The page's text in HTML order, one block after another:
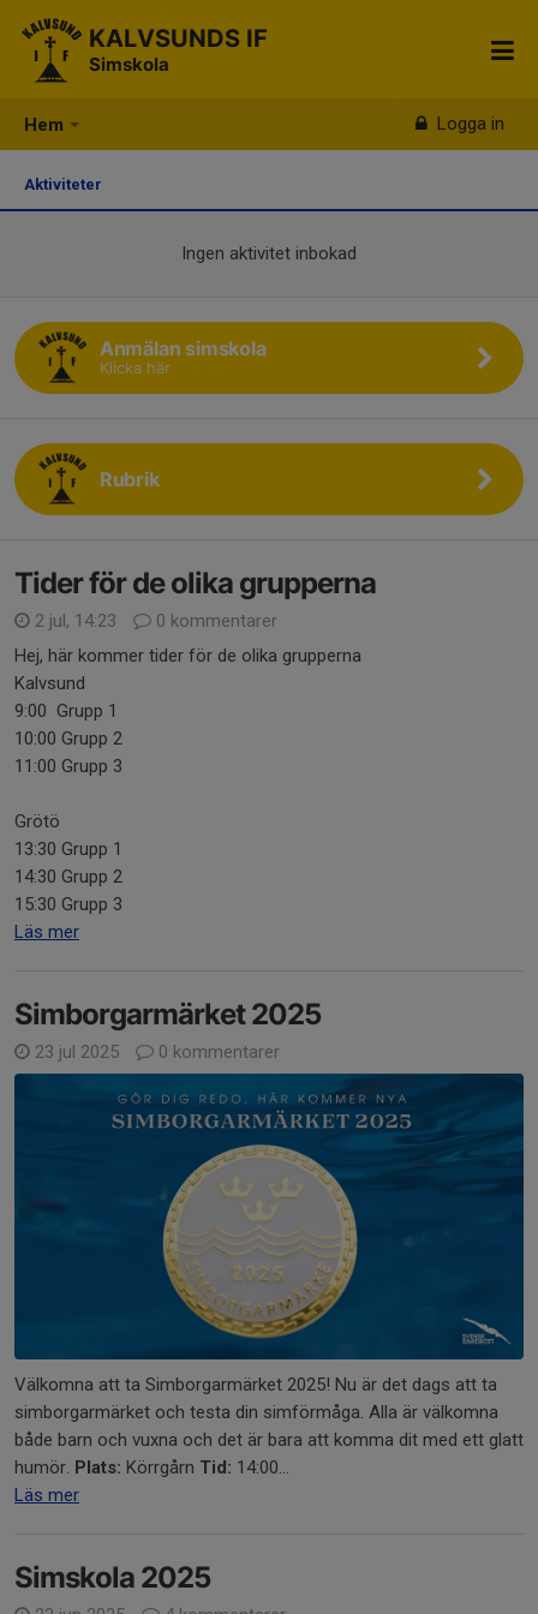
Hem Logga in
KALVSUNDS IF
Simskola
Aktiviteter
Ingen aktivitet inbokad
Anmälan simskola
Klicka här
Rubrik
Tider för de olika grupperna
2 jul, 14:23
0 kommentarer
Hej, här kommer tider för de olika grupperna
Kalvsund
9:00 Grupp 1
10:00 Grupp 2
11:00 Grupp 3
Grötö
13:30 Grupp 1
14:30 Grupp 2
15:30 Grupp 3
Läs mer
Simborgarmärket 2025
23 jul 2025 0 kommentarer
Välkomna att ta Simborgarmärket 2025! Nu är det dags att ta
simborgarmärket och testa din simförmåga. Alla är välkomna
både barn och vuxna och det är bara att komma dit med ett glatt
humör. Plats: Körrgårn Tid: 14:00...
Läs mer
Simskola 2025